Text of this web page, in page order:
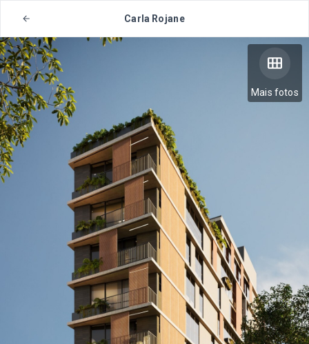
Carla Rojane
Mais fotos